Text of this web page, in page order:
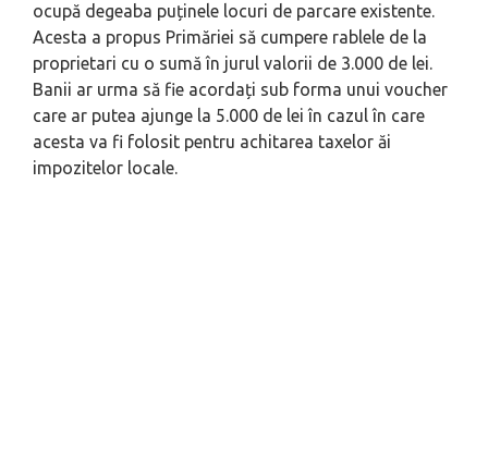
ocupă degeaba puținele locuri de parcare existente.
Acesta a propus Primăriei să cumpere rablele de la
proprietari cu o sumă în jurul valorii de 3.000 de lei.
Banii ar urma să fie acordați sub forma unui voucher
care ar putea ajunge la 5.000 de lei în cazul în care
acesta va fi folosit pentru achitarea taxelor ăi
impozitelor locale.